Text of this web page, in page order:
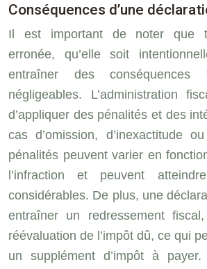
Conséquences d’une
Il est important de noter que
erronée, qu’elle soit
entraîner des conséquences
négligeables. L’administration
d’appliquer des pénalités et des
cas d’omission, d’inexactitude
pénalités peuvent varier en
l’infraction et peuvent
considérables. De plus, une
entraîner un redressement
réévaluation de l’impôt dû, ce qui
un supplément d’impôt à